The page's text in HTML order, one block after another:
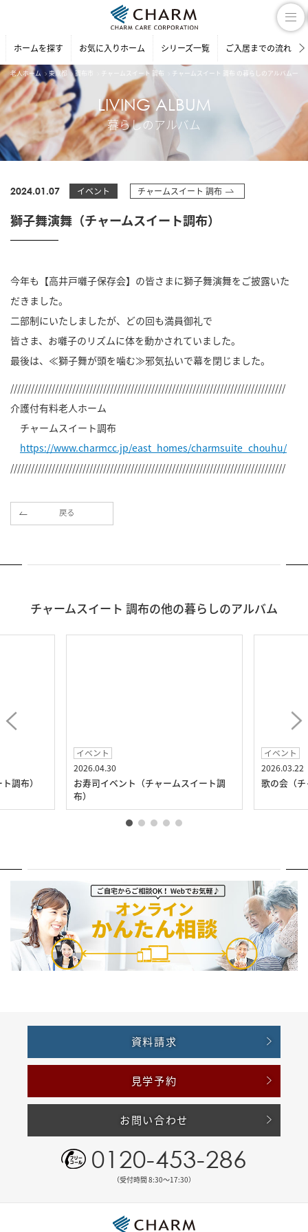
ホームを探す お気に入りホーム シリーズ一覧 ご入居までの流れ
老人ホーム 東京都 調布市 チャームスイート 調布 チャームスイート 調布 の暮らしのアルバム一覧
LIVING ALBUM
暮らしのアルバム
2024.01.07 イベント チャームスイート 調布
獅子舞演舞（チャームスイート調布）
今年も【高井戸囃子保存会】の皆さまに獅子舞演舞をご披露いた
だきました。
二部制にいたしましたが、どの回も満員御礼で
皆さま、お囃子のリズムに体を動かされていました。
最後は、≪獅子舞が頭を噛む≫邪気払いで幕を閉じました。
////////////////////////////////////////////////////////////////////////////////
介護付有料老人ホーム
チャームスイート調布
https://www.charmcc.jp/east_homes/charmsuite_chouhu/
////////////////////////////////////////////////////////////////////////////////
戻る
チャームスイート 調布の他の暮らしのアルバム
調布）
イベント
2026.04.30
お寿司イベント（チャームスイート調
布）
イベント
2026.03.22
歌の会（
資料請求
見学予約
お問い合わせ
0120-453-286
（受付時間 8:30〜17:30）